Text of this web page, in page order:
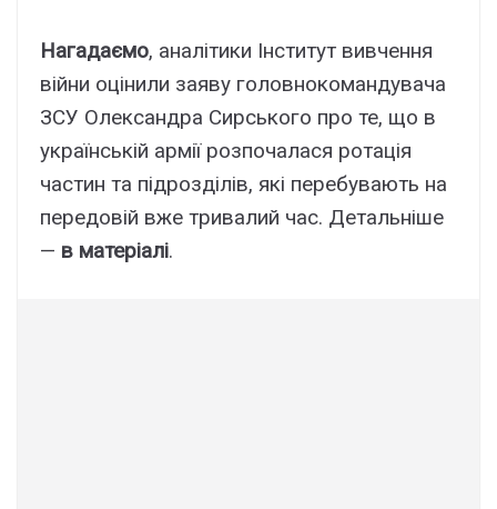
Нагадаємо, аналітики Інститут вивчення
війни оцінили заяву головнокомандувача
ЗСУ Олександра Сирського про те, що в
українській армії розпочалася ротація
частин та підрозділів, які перебувають на
передовій вже тривалий час. Детальніше
— в матеріалі.